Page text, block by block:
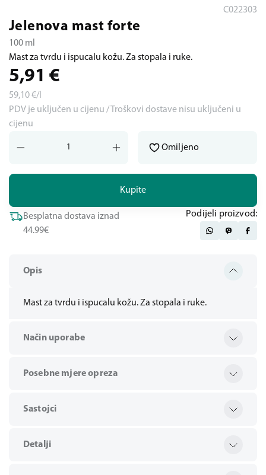
Opis
Mast za tvrdu i ispucalu kožu. Za stopala i ruke.
Način uporabe
Posebne mjere opreza
Sastojci
Detalji
C022303
Jelenova mast forte
100 ml
Mast za tvrdu i ispucalu kožu. Za stopala i ruke.
5,91 €
59,10€/l
PDV je uključen u cijenu / Troškovi dostave nisu uključeni u
cijenu
Kupite
Omiljeno
Besplatna dostava iznad
44.99€
Podijeli proizvod: